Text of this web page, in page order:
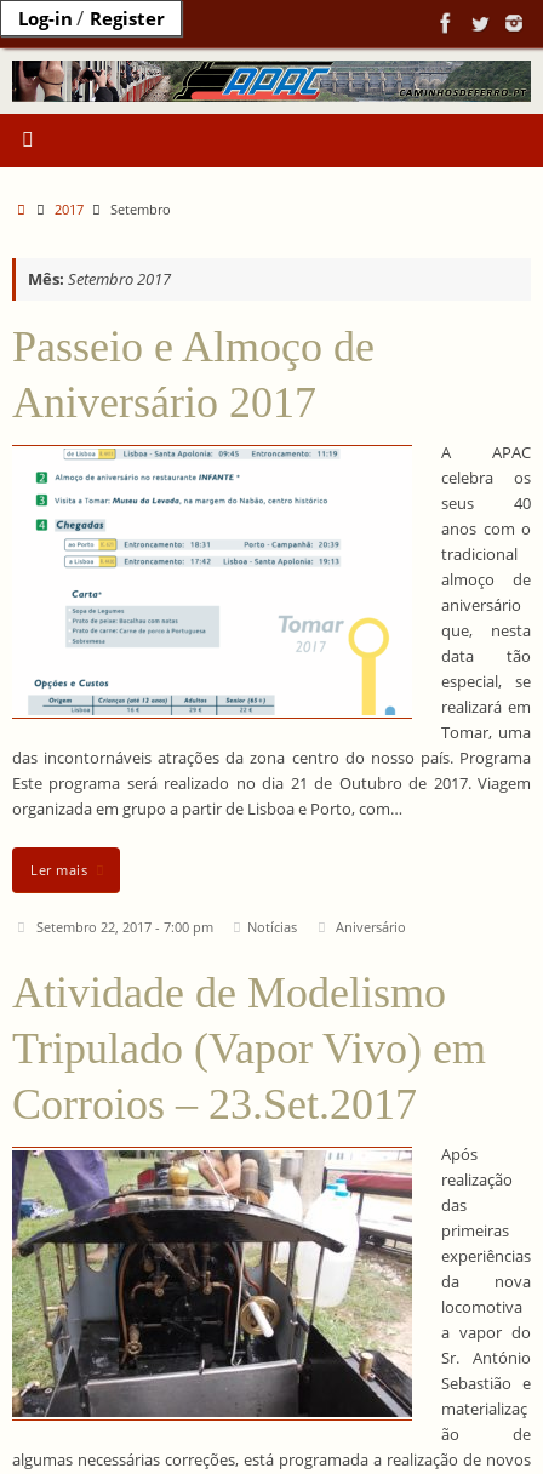
Log-in / Register
para
conteúdo
Home2017 Setembro
Mês: Setembro 2017
Passeio e Almoço de
Aniversário 2017
A APAC
celebra os
seus 40
anos com o
tradicional
almoço de
aniversário
que, nesta
data tão
especial, se
realizará em
Tomar, uma
das incontornáveis atrações da zona centro do nosso país. Programa
Este programa será realizado no dia 21 de Outubro de 2017. Viagem
organizada em grupo a partir de Lisboa e Porto, com…
Ler mais
Setembro 22, 2017 - 7:00 pm Notícias Aniversário
Atividade de Modelismo
Tripulado (Vapor Vivo) em
Corroios – 23.Set.2017
Após
realização
das
primeiras
experiências
da nova
locomotiva
a vapor do
Sr. António
Sebastião e
materializaç
ão de
algumas necessárias correções, está programada a realização de novos